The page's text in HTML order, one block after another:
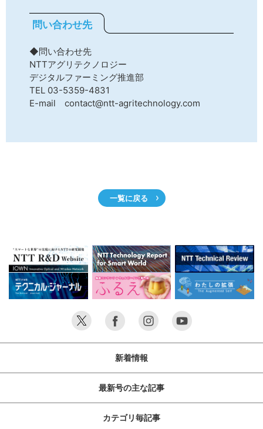
問い合わせ先
◆問い合わせ先
NTTアグリテクノロジー
デジタルファーミング推進部
TEL 03-5359-4831
E-mail contact@ntt-agritechnology.com
一覧に戻る
新着情報
最新号の主な記事
カテゴリ毎記事